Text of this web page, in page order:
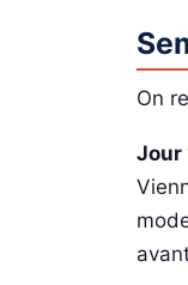
On
Jour